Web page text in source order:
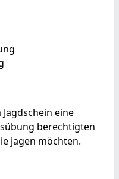
eine
berechtigten
jagen möchten.